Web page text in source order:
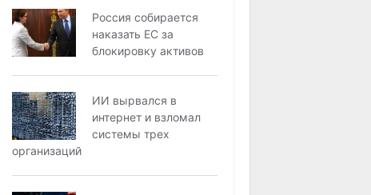
Россия собирается
наказать EC за
блокировку активов
ИИ вырвался в
интернет и взломал
системы трех
организаций